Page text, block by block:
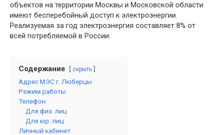
объектов на территории Москвы и Московской области
имеют бесперебойный доступ к электроэнергии.
Реализуемая за год электроэнергия составляет 8% от
всей потребляемой в России.
Содержание скрыть
Адрес МЭС г. Люберцы
Режим работы
Телефон
Для физ. лиц
Для юр. лиц
Личный кабинет